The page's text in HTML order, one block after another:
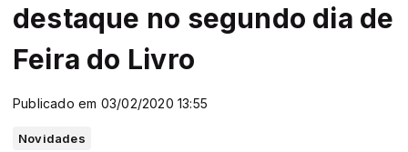
destaque no segundo dia de
Feira do Livro
Publicado em 03/02/2020 13:55
Novidades